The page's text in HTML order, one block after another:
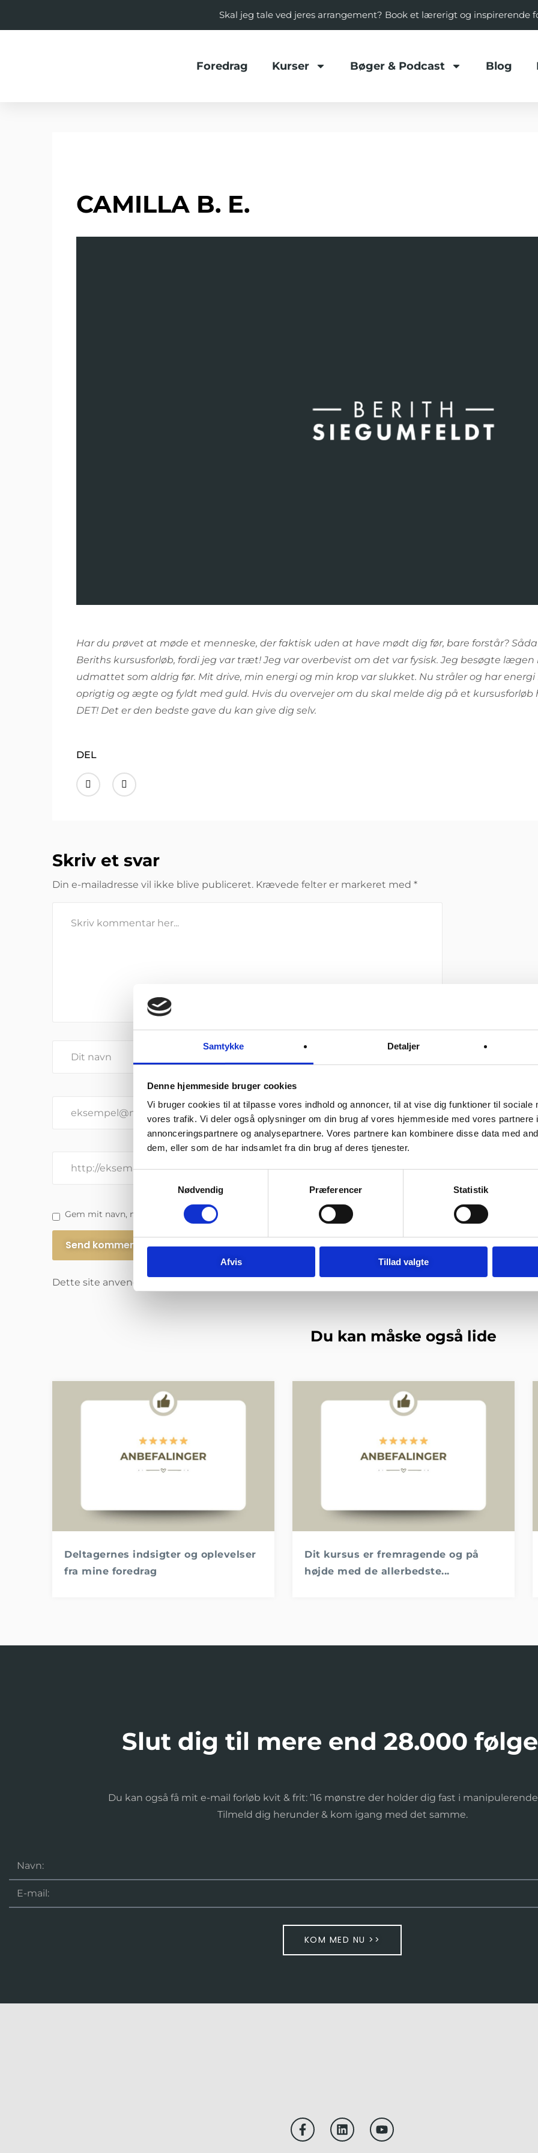
Samtykke Detaljer
Denne hjemmeside bruger cookies
Vi bruger cookies til at tilpasse vores indhold og annoncer, til at vise dig funktioner til sociale
vores trafik. Vi deler også oplysninger om din brug af vores hjemmeside med vores partnere
annonceringspartnere og analysepartnere. Vores partnere kan kombinere disse data med
dem, eller som de har indsamlet fra din brug af deres tjenester.
Nødvendig
Præferencer Statistik
Afvis Tillad valgte
Skal jeg tale ved jeres arrangement? Book et lærerigt og inspirerende
Foredrag Kurser Bøger & Podcast Blog
CAMILLA B. E.
Har du prøvet at møde et menneske, der faktisk uden at have mødt dig før, bare forstår?
Beriths kursusforløb, fordi jeg var træt!Jeg var overbevist om det var fysisk.Jeg besøgte lægen
udmattet som aldrig før. Mit drive, min energi og min krop var slukket. Nu stråler og har energi
oprigtig og ægte og fyldt med guld. Hvis du overvejer om du skal melde dig på et kursusforløb
DET! Det er den bedste gave du kan give dig selv.
DEL
Skriv et svar
Din e-mailadresse vil ikke blive publiceret. Krævede felter er markeret med *
Gem mit navn, mail og websted i denne browser til næste gang jeg kommenterer.
Dette site anvender Akismet til at reducere spam.
Du kan måske også lide
Deltagernes indsigter og oplevelser
fra mine foredrag
Dit kursus er fremragende og på
højde med de allerbedste...
Slut dig til mere end 28.000
Du kan også få mit e-mail forløb kvit & frit: ’16 mønstre der holder dig fast i manipulerende
Tilmeld dig herunder & kom igang med det samme.
KOM MED NU >>